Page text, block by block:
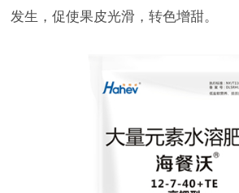
发生，促使果皮光滑，转色增甜。